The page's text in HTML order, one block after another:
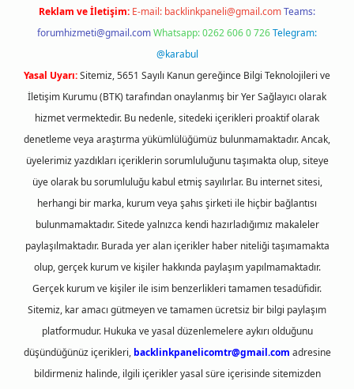
Reklam ve İletişim: E-mail: backlinkpaneli@gmail.comTeams:
forumhizmeti@gmail.comWhatsapp: 0262 606 0 726Telegram:
@karabul
Yasal Uyarı:Sitemiz, 5651 Sayılı Kanun gereğince Bilgi Teknolojileri ve
İletişim Kurumu (BTK) tarafından onaylanmış bir Yer Sağlayıcı olarak
hizmet vermektedir. Bu nedenle, sitedeki içerikleri proaktif olarak
denetleme veya araştırma yükümlülüğümüz bulunmamaktadır. Ancak,
üyelerimiz yazdıkları içeriklerin sorumluluğunu taşımakta olup, siteye
üye olarak bu sorumluluğu kabul etmiş sayılırlar. Bu internet sitesi,
herhangi bir marka, kurum veya şahıs şirketi ile hiçbir bağlantısı
bulunmamaktadır. Sitede yalnızca kendi hazırladığımız makaleler
paylaşılmaktadır. Burada yer alan içerikler haber niteliği taşımamakta
olup, gerçek kurum ve kişiler hakkında paylaşım yapılmamaktadır.
Gerçek kurum ve kişiler ile isim benzerlikleri tamamen tesadüfidir.
Sitemiz, kar amacı gütmeyen ve tamamen ücretsiz bir bilgi paylaşım
platformudur. Hukuka ve yasal düzenlemelere aykırı olduğunu
düşündüğünüz içerikleri, backlinkpanelicomtr@gmail.com adresine
bildirmeniz halinde, ilgili içerikler yasal süre içerisinde sitemizden